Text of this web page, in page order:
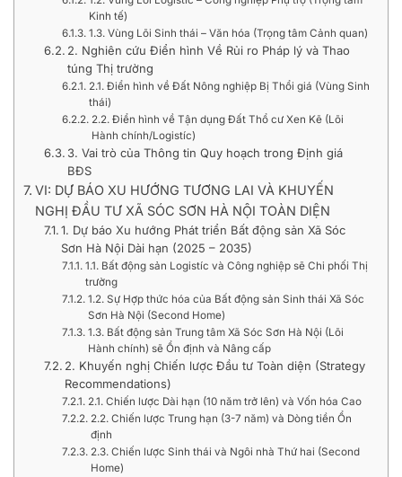
Kinh tế)
1.3. Vùng Lõi Sinh thái – Văn hóa (Trọng tâm Cảnh quan)
2. Nghiên cứu Điển hình Về Rủi ro Pháp lý và Thao
túng Thị trường
2.1. Điển hình về Đất Nông nghiệp Bị Thổi giá (Vùng Sinh
thái)
2.2. Điển hình về Tận dụng Đất Thổ cư Xen Kẽ (Lõi
Hành chính/Logistíc)
3. Vai trò của Thông tin Quy hoạch trong Định giá
BĐS
VI: DỰ BÁO XU HƯỚNG TƯƠNG LAI VÀ KHUYẾN
NGHỊ ĐẦU TƯ XÃ SÓC SƠN HÀ NỘI TOÀN DIỆN
1. Dự báo Xu hướng Phát triển Bất động sản Xã Sóc
Sơn Hà Nội Dài hạn (2025 – 2035)
1.1. Bất động sản Logistíc và Công nghiệp sẽ Chi phối Thị
trường
1.2. Sự Hợp thức hóa của Bất động sản Sinh thái Xã Sóc
Sơn Hà Nội (Second Home)
1.3. Bất động sản Trung tâm Xã Sóc Sơn Hà Nội (Lõi
Hành chính) sẽ Ổn định và Nâng cấp
2. Khuyến nghị Chiến lược Đầu tư Toàn diện (Strategy
Recommendations)
2.1. Chiến lược Dài hạn (10 năm trở lên) và Vốn hóa Cao
2.2. Chiến lược Trung hạn (3-7 năm) và Dòng tiền Ổn
định
2.3. Chiến lược Sinh thái và Ngôi nhà Thứ hai (Second
Home)